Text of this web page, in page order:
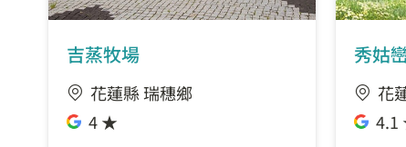
吉蒸牧場
花蓮縣 瑞穗鄉
4 ★
秀姑
花
4.1